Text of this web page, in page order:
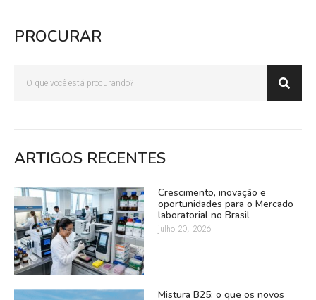
PROCURAR
ARTIGOS RECENTES
Crescimento, inovação e
oportunidades para o Mercado
laboratorial no Brasil
julho 20, 2026
Mistura B25: o que os novos